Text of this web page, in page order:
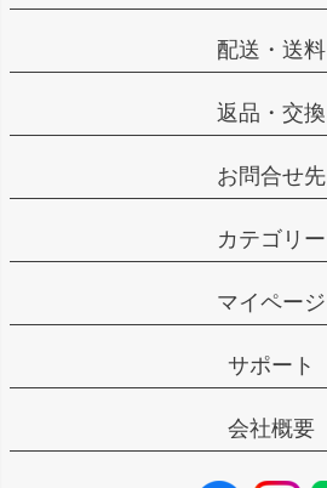
配送・送料
返品・交換
お問合せ先
カテゴリー
マイページ
サポート
会社概要